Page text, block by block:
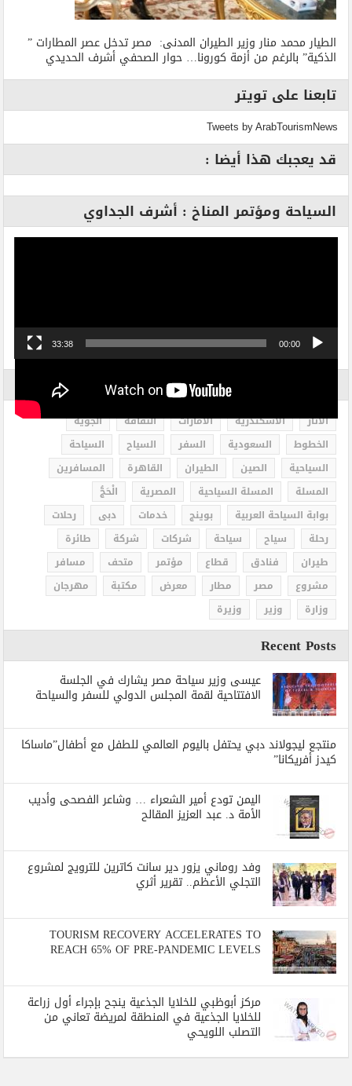
الطيار محمد منار وزير الطيران المدنى: مصر تدخل عصر المطارات ”
الذكية” بالرغم من أزمة كورونا… حوار الصحفي أشرف الحديدي
تابعنا على تويتر
Tweets by ArabTourismNews
قد يعجبك هذا أيضا :
السياحة ومؤتمر المناخ : أشرف الجداوي
00:00
33:38
الاثار الاسكندرية الامارات الثقافة
الجوية
الخطوط
السعودية السفر السياح
السياحة
السياحية
الصين الطيران القاهرة
المسافرين
المسلة
المسلة السياحية المصرية
الْحَجُّ
بوابة السياحة العربية
بوينج خدمات دبى
رحلات
رحلة
سياح سياحة شركات شركة
طائرة
طيران
فنادق قطاع مؤتمر متحف
مسافر
مشروع
مصر مطار معرض مكتبة
مهرجان
وزارة
وزير وزيرة
Recent Posts
عيسى وزير سياحة مصر يشارك في الجلسة
الافتتاحية لقمة المجلس الدولي للسفر والسياحة
منتجع ليجولاند دبي يحتفل باليوم العالمي للطفل مع أطفال”ماساكا
كيدز أفريكانا”
اليمن تودع أمير الشعراء … وشاعر الفصحى وأديب
الأمة د. عبد العزيز المقالح
وفد روماني يزور دير سانت كاترين للترويج لمشروع
التجلي الأعظم.. تقرير أثري
TOURISM RECOVERY ACCELERATES TO
REACH 65% OF PRE-PANDEMIC LEVELS
مركز أبوظبي للخلايا الجذعية ينجح بإجراء أول زراعة
للخلايا الجذعية في المنطقة لمريضة تعاني من
التصلب اللويحي